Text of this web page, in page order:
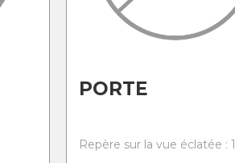
PORTE
Repère sur la vue éclatée : 1